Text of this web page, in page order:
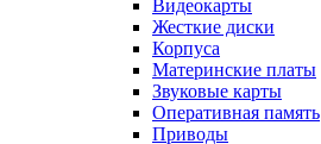
Видеокарты
Жесткие диски
Корпуса
Материнские платы
Звуковые карты
Оперативная память
Приводы